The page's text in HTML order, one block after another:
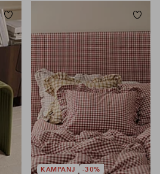
Lägg till i favoriter
KAMPANJ -30%
50X6050X90